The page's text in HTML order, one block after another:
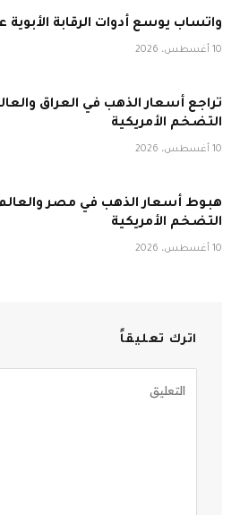
واتساب يوسع أدوات الرقابة الأبوية
10 أغسطس، 2026
تراجع أسعار الذهب في العراق
التضخم الأمريكية
10 أغسطس، 2026
هبوط أسعار الذهب في مصر والعالم
التضخم الأمريكية
10 أغسطس، 2026
اترك تعليقاً